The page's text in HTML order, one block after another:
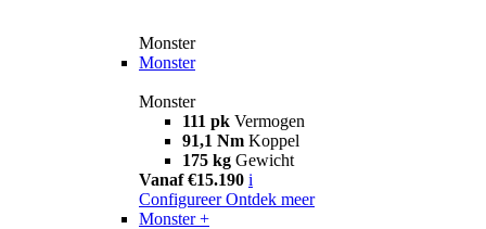
Monster
Monster
Monster
111 pk Vermogen
91,1 Nm Koppel
175 kg Gewicht
Vanaf €15.190 i
Configureer Ontdek meer
Monster +